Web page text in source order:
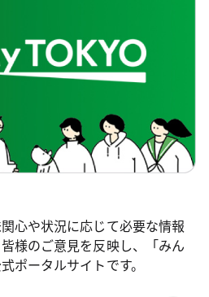
心や状況に応じて必要な情報
様のご意見を反映し、「みん
ポータルサイトです。